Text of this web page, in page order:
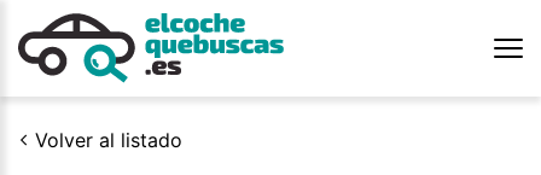
Volver al listado